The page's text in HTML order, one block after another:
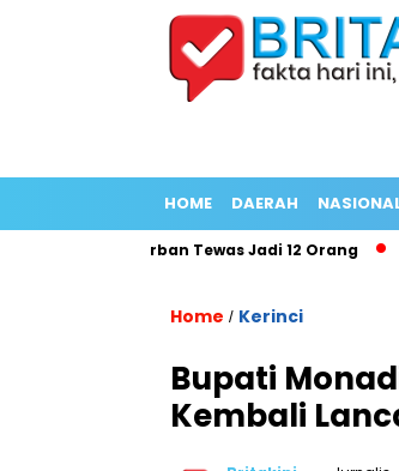
HOME DAERAH
Panjang Korban Tewas Jadi 12 Orang
Home / Kerinci
Bupati
Kembali